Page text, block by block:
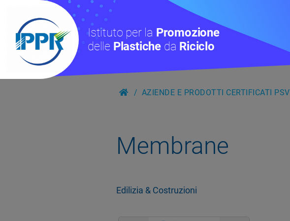
Istituto per la Promozione
delle Plastiche da Riciclo
AZIENDE E PRODOTTI CERTIFICATI PSV
Membrane
Edilizia & Costruzioni